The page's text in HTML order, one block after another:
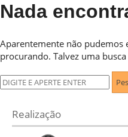
Nada
Aparentemente não pudemos
procurando. Talvez uma
Pesquisar
por:
Realização